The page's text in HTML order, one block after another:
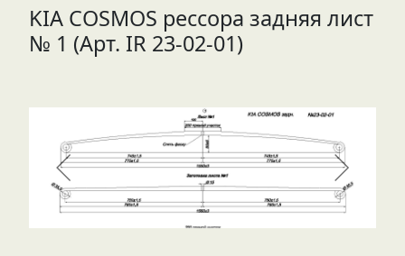
KIA COSMOS рессора задняя лист
№ 1 (Арт. IR 23-02-01)